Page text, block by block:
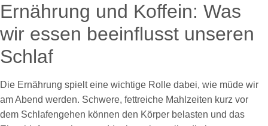
Ernährung und Koffein: Was
wir essen beeinflusst unseren
Schlaf
Die Ernährung spielt eine wichtige Rolle dabei, wie müde wir
am Abend werden. Schwere, fettreiche Mahlzeiten kurz vor
dem Schlafengehen können den Körper belasten und das